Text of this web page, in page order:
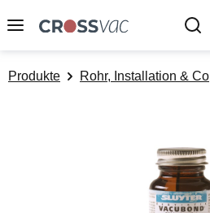
Zum Hauptinhalt springen
Produkte Rohr, Installation & Co